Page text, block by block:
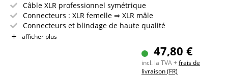
Câble XLR professionnel symétrique
Connecteurs : XLR femelle ⇒ XLR mâle
Connecteurs et blindage de haute qualité
Longueur : 50 m
afficher plus
47,80 €
incl. la TVA +frais de
livraison (FR)